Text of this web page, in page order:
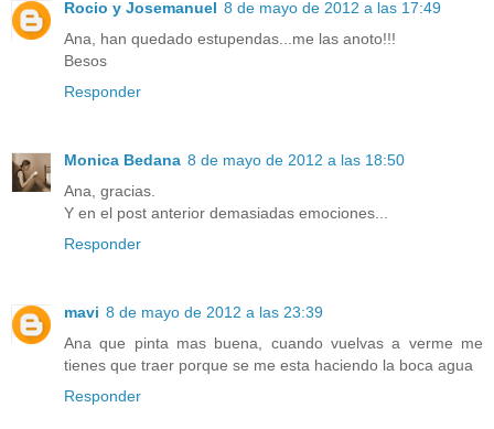
Rocio y Josemanuel 8 de mayo de 2012 a las 17:49
Ana, han quedado estupendas...me las anoto!!!
Besos
Responder
Monica Bedana 8 de mayo de 2012 a las 18:50
Ana, gracias.
Y en el post anterior demasiadas emociones...
Responder
mavi 8 de mayo de 2012 a las 23:39
Ana que pinta mas buena, cuando vuelvas a verme me
tienes que traer porque se me esta haciendo la boca agua
Responder